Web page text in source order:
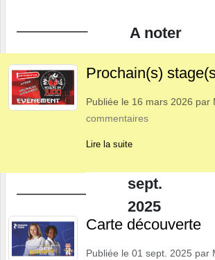
A noter
Prochain(s)
Publiée le 16 mars 2026 par
commentaires
Lire la suite
sept.
2025
Carte découverte
Publiée le 01 sept. 2025 par